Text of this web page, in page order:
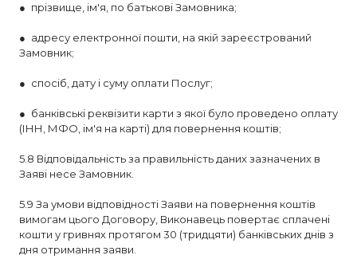
● прізвище, ім'я, по батькові Замовника;
● адресу електронної пошти, на якій зареєстрований
Замовник;
● спосіб, дату і суму оплати Послуг;
● банківські реквізити карти з якої було проведено оплату
(ІНН, МФО, ім'я на карті) для повернення коштів;
5.8 Відповідальність за правильність даних зазначених в
Заяві несе Замовник.
5.9 За умови відповідності Заяви на повернення коштів
вимогам цього Договору, Виконавець повертає сплачені
кошти у гривнях протягом 30 (тридцяти) банківських днів з
дня отримання заяви.